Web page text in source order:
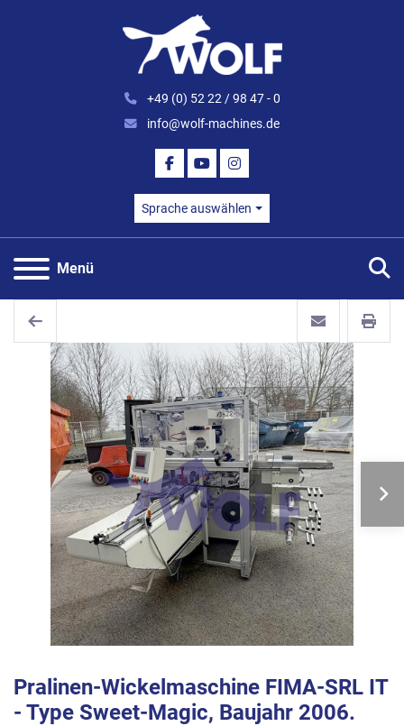
+49 (0) 52 22 / 98 47 - 0
info@wolf-machines.de
FACEBOOK
YOUTUBEINSTAGRAM
Sprache auswählen
Menü
Pralinen-Wickelmaschine FIMA-SRL IT
- Type Sweet-Magic, Baujahr 2006.